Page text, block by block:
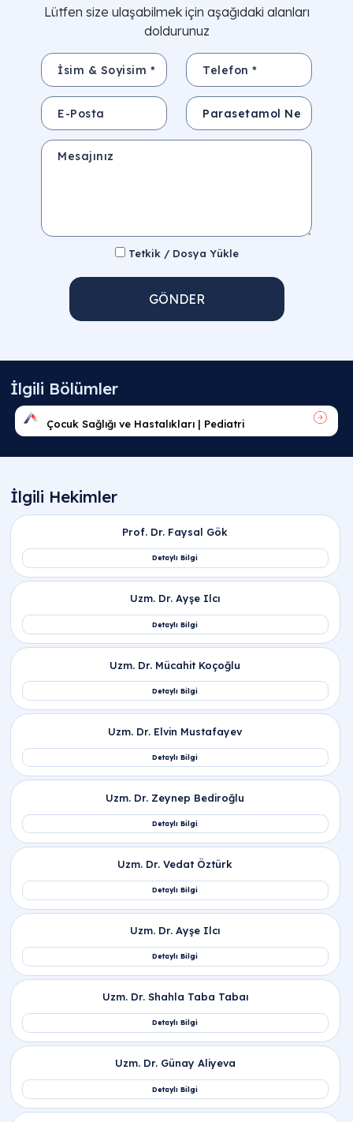
Lütfen size ulaşabilmek için aşağıdaki alanları
doldurunuz
İsim & Soyisim * Telefon *
E-Posta Konu
Mesajınız
Tetkik / Dosya Yükle
GÖNDER